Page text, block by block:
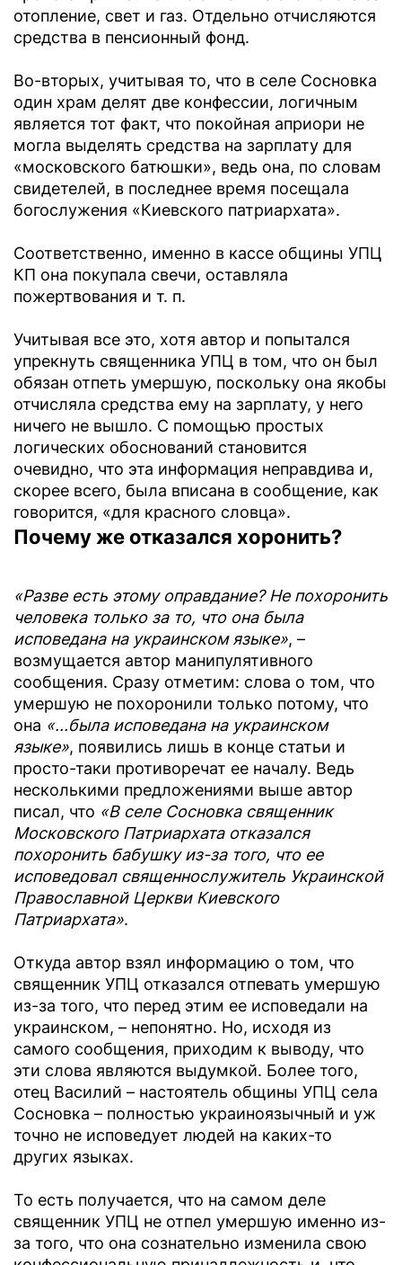
отопление, свет и газ. Отдельно отчисляются
средства в пенсионный фонд.
Во-вторых, учитывая то, что в селе Сосновка
один храм делят две конфессии, логичным
является тот факт, что покойная априори не
могла выделять средства на зарплату для
«московского батюшки», ведь она, по словам
свидетелей, в последнее время посещала
богослужения «Киевского патриархата».
Соответственно, именно в кассе общины УПЦ
КП она покупала свечи, оставляла
пожертвования и т. п.
Учитывая все это, хотя автор и попытался
упрекнуть священника УПЦ в том, что он был
обязан отпеть умершую, поскольку она якобы
отчисляла средства ему на зарплату, у него
ничего не вышло. С помощью простых
логических обоснований становится
очевидно, что эта информация неправдива и,
скорее всего, была вписана в сообщение, как
говорится, «для красного словца».
Почему же отказался хоронить?
«Разве есть этому оправдание? Не похоронить
человека только за то, что она была
исповедана на украинском языке», –
возмущается автор манипулятивного
сообщения. Сразу отметим: слова о том, что
умершую не похоронили только потому, что
она «...была исповедана на украинском
языке», появились лишь в конце статьи и
просто-таки противоречат ее началу. Ведь
несколькими предложениями выше автор
писал, что «В селе Сосновка священник
Московского Патриархата отказался
похоронить бабушку из-за того, что ее
исповедовал священнослужитель Украинской
Православной Церкви Киевского
Патриархата».
Откуда автор взял информацию о том, что
священник УПЦ отказался отпевать умершую
из-за того, что перед этим ее исповедали на
украинском, – непонятно. Но, исходя из
самого сообщения, приходим к выводу, что
эти слова являются выдумкой. Более того,
отец Василий – настоятель общины УПЦ села
Сосновка – полностью украиноязычный и уж
точно не исповедует людей на каких-то
других языках.
То есть получается, что на самом деле
священник УПЦ не отпел умершую именно из-
за того, что она сознательно изменила свою